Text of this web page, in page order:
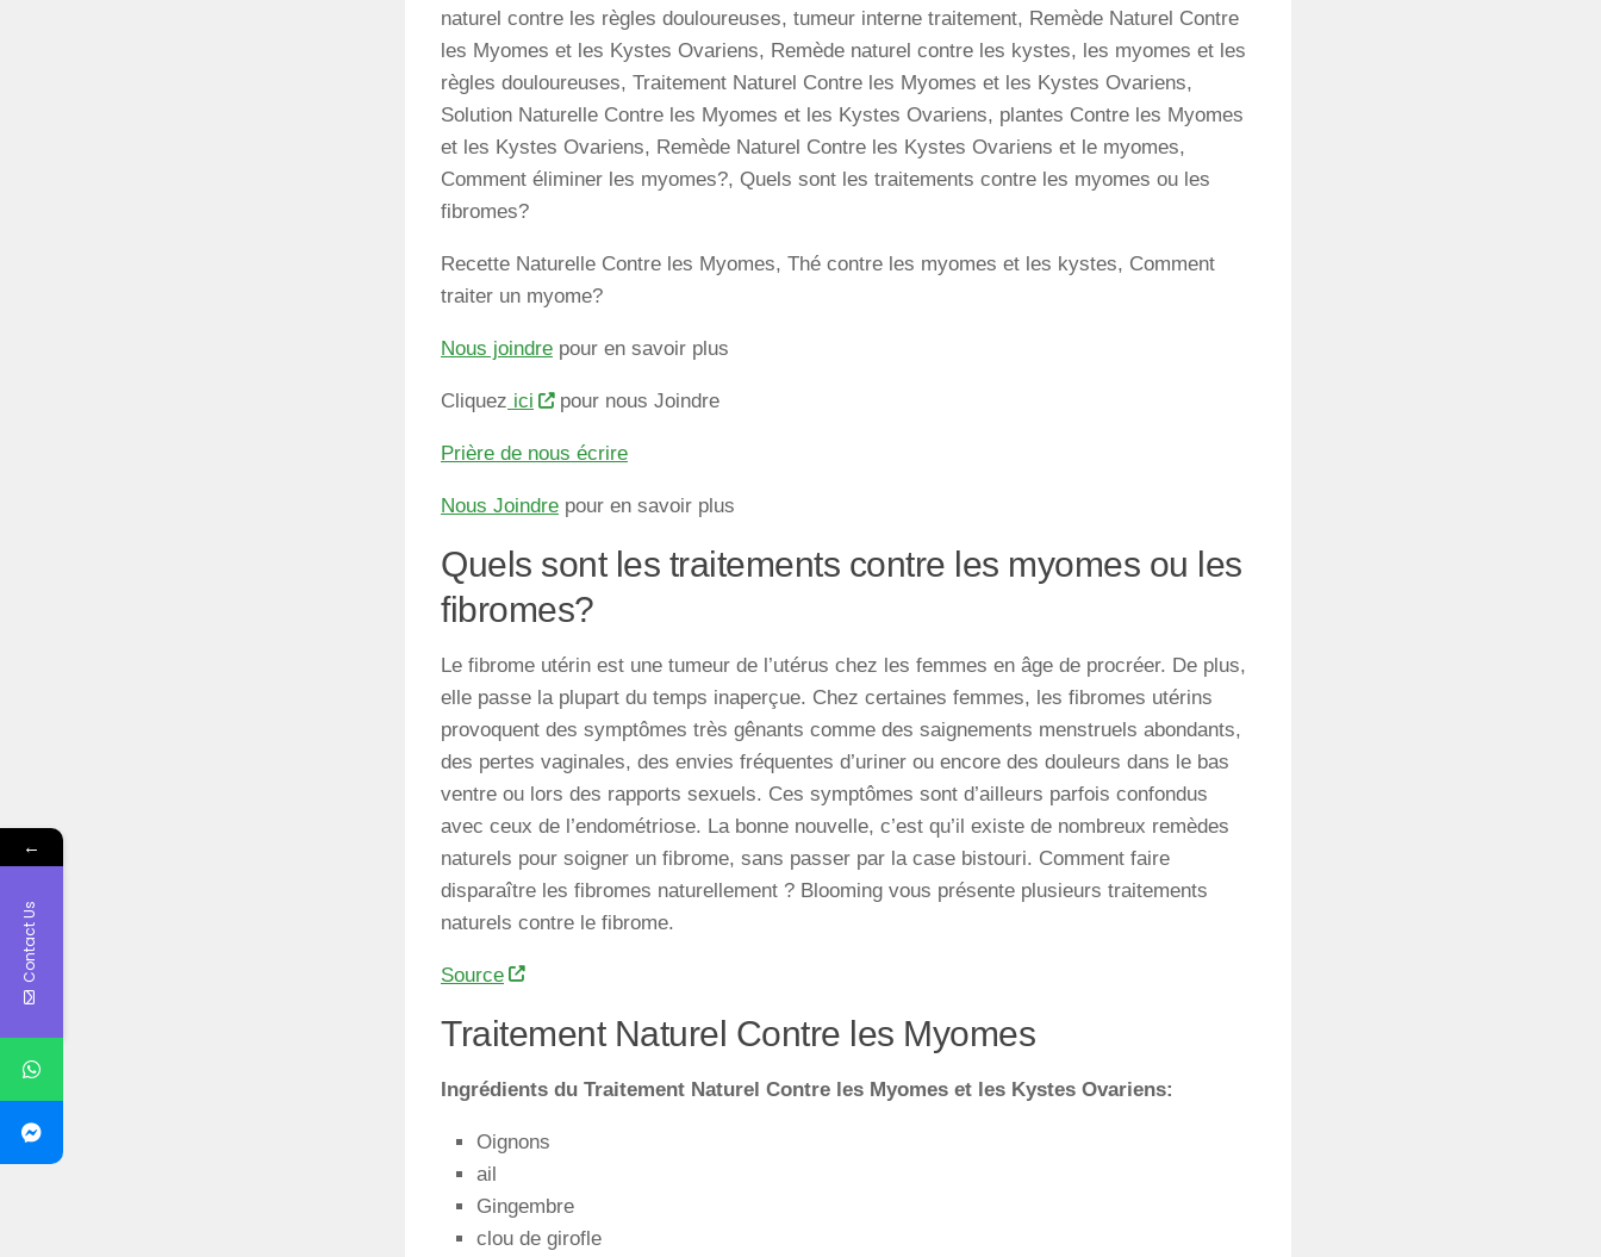
naturel contre les règles douloureuses, tumeur interne traitement, Remède Naturel Contre
les Myomes et les Kystes Ovariens, Remède naturel contre les kystes, les myomes et les
règles douloureuses, Traitement Naturel Contre les Myomes et les Kystes Ovariens,
Solution Naturelle Contre les Myomes et les Kystes Ovariens, plantes Contre les Myomes
et les Kystes Ovariens, Remède Naturel Contre les Kystes Ovariens et le myomes,
Comment éliminer les myomes?, Quels sont les traitements contre les myomes ou les
fibromes?
Recette Naturelle Contre les Myomes, Thé contre les myomes et les kystes, Comment
traiter un myome?
Nous joindre pour en savoir plus
Cliquez ici pour nous Joindre
Prière de nous écrire
Nous Joindre pour en savoir plus
Quels sont les traitements contre les myomes ou les
fibromes?
Le fibrome utérin est une tumeur de l’utérus chez les femmes en âge de procréer. De plus,
elle passe la plupart du temps inaperçue. Chez certaines femmes, les fibromes utérins
provoquent des symptômes très gênants comme des saignements menstruels abondants,
des pertes vaginales, des envies fréquentes d’uriner ou encore des douleurs dans le bas
ventre ou lors des rapports sexuels. Ces symptômes sont d’ailleurs parfois confondus
avec ceux de l’endométriose. La bonne nouvelle, c’est qu’il existe de nombreux remèdes
naturels pour soigner un fibrome, sans passer par la case bistouri. Comment faire
disparaître les fibromes naturellement ? Blooming vous présente plusieurs traitements
naturels contre le fibrome.
Source
Traitement Naturel Contre les Myomes
Ingrédients du Traitement Naturel Contre les Myomes et les Kystes Ovariens:
Oignons
ail
Gingembre
clou de girofle
←
Contact Us